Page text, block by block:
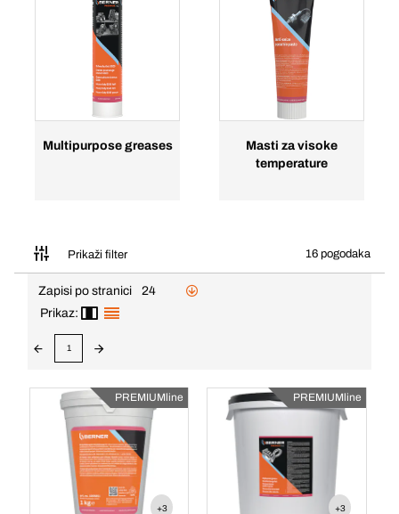
Multipurpose greases
Masti za visoke
temperature
Prikaži filter 16 pogodaka
Zapisi po stranici
24
Prikaz:
1
PREMIUMline
+3
PREMIUMline
+3